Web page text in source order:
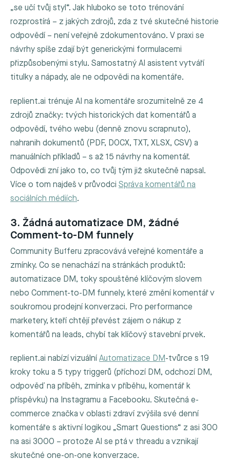
„se učí tvůj styl“. Jak hluboko se toto trénování
rozprostírá – z jakých zdrojů, zda z tvé skutečné historie
odpovědí – není veřejně zdokumentováno. V praxi se
návrhy spíše zdají být generickými formulacemi
přizpůsobenými stylu. Samostatný AI asistent vytváří
titulky a nápady, ale ne odpovědi na komentáře.
replient.ai trénuje AI na komentáře srozumitelně ze 4
zdrojů značky: tvých historických dat komentářů a
odpovědí, tvého webu (denně znovu scrapnuto),
nahranih dokumentů (PDF, DOCX, TXT, XLSX, CSV) a
manuálních příkladů – s až 15 návrhy na komentář.
Odpovědi zní jako to, co tvůj tým již skutečně napsal.
Více o tom najdeš v průvodci Správa komentářů na
sociálních médiích.
3. Žádná automatizace DM, žádné
Comment-to-DM funnely
Community Bufferu zpracovává veřejné komentáře a
zmínky. Co se nenachází na stránkách produktů:
automatizace DM, toky spouštěné klíčovým slovem
nebo Comment-to-DM funnely, které změní komentář v
soukromou prodejní konverzaci. Pro performance
marketery, kteří chtějí převést zájem o nákup z
komentářů na leads, chybí tak klíčový stavební prvek.
replient.ai nabízí vizuální Automatizace DM-tvůrce s 19
kroky toku a 5 typy triggerů (příchozí DM, odchozí DM,
odpověď na příběh, zmínka v příběhu, komentář k
příspěvku) na Instagramu a Facebooku. Skutečná e-
commerce značka v oblasti zdraví zvýšila své denní
komentáře s aktivní logikou „Smart Questions“ z asi 300
na asi 3000 – protože AI se ptá v threadu a vznikají
skutečné one-on-one konverzace.